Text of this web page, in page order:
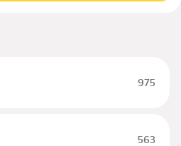
975
563